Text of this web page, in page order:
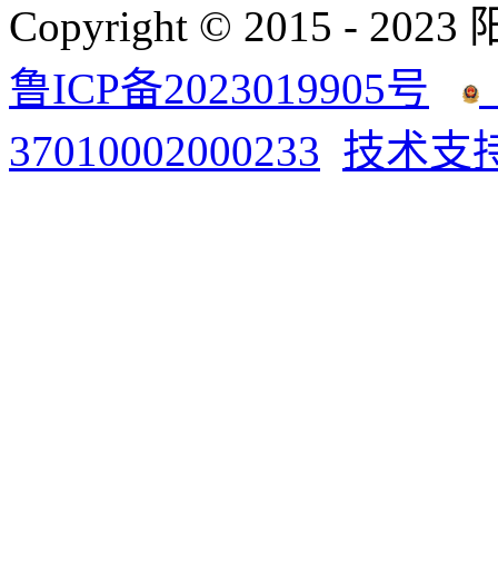
Copyright © 2015 - 2023
鲁ICP备2023019905号
37010002000233 技术支